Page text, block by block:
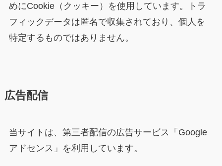
めにCookie（クッキー）を使用しています。トラ
フィックデータは匿名で収集されており、個人を
特定するものではありません。
広告配信
当サイトは、第三者配信の広告サービス「Google
アドセンス」を利用しています。